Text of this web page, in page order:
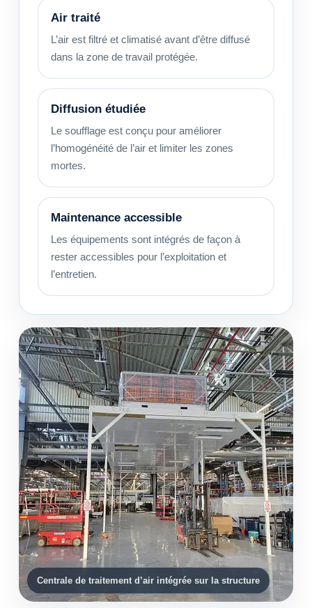
Air traité
L’air est filtré et climatisé avant d’être diffusé
dans la zone de travail protégée.
Diffusion étudiée
Le soufflage est conçu pour améliorer
l’homogénéité de l’air et limiter les zones
mortes.
Maintenance accessible
Les équipements sont intégrés de façon à
rester accessibles pour l’exploitation et
l’entretien.
Centrale de traitement d’air intégrée sur la structure